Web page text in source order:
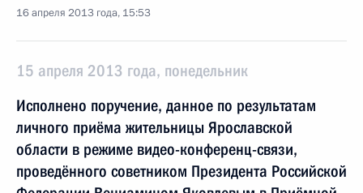
16 апреля 2013 года, 15:53
15 апреля 2013 года, понедельник
Исполнено поручение, данное по результатам
личного приёма жительницы Ярославской
области в режиме видео-конференц-связи,
проведённого советником Президента Российской